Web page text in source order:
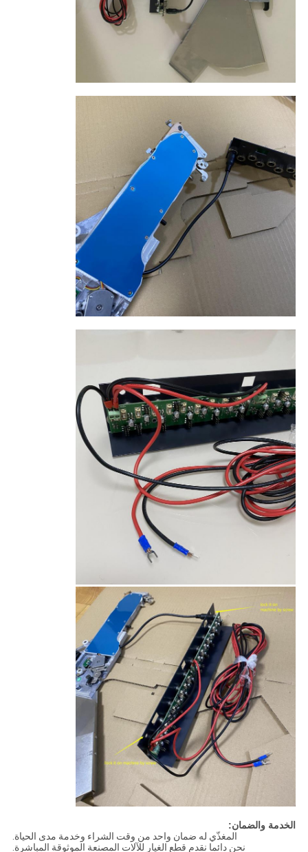
الخدمة والضمان:
المغذّي له ضمان واحد من وقت الشراء وخدمة مدى الحياة.
نحن دائما نقدم قطع الغيار للآلات المصنعة الموثوقة المباشرة.